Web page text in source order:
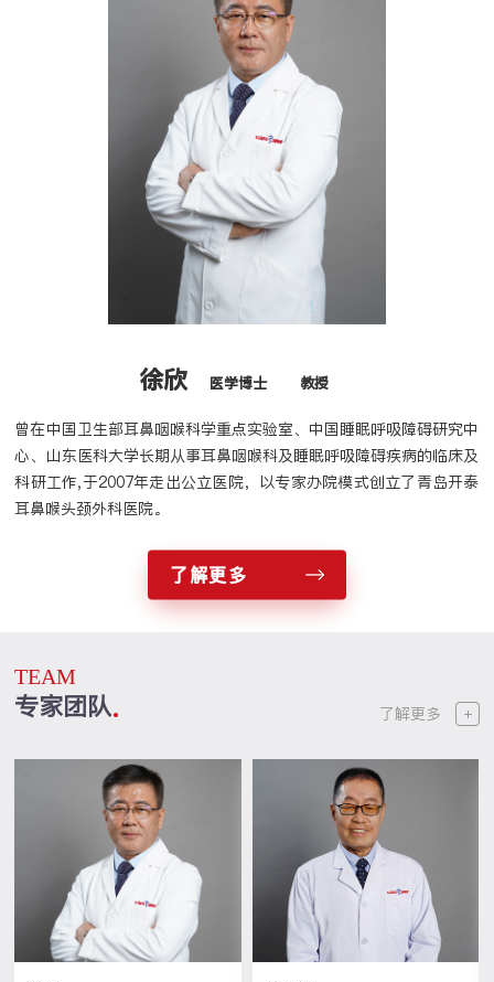
徐欣 医学博士 教授
曾在中国卫生部耳鼻咽喉科学重点实验室、中国睡眠呼吸障碍研究中
心、山东医科大学长期从事耳鼻咽喉科及睡眠呼吸障碍疾病的临床及
科研工作,于2007年走出公立医院，以专家办院模式创立了青岛开泰
耳鼻喉头颈外科医院。
了解更多
TEAM
专家团队 了解更多